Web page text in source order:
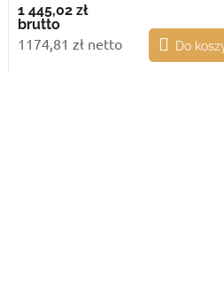
1 445,02 zł
brutto
1174,81 zł netto Do